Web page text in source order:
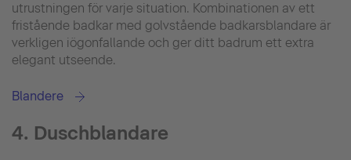
utrustningen för varje situation. Kombinationen av ett
fristående badkar med golvstående badkarsblandare är
verkligen iögonfallande och ger ditt badrum ett extra
elegant utseende.
Blandere
4. Duschblandare